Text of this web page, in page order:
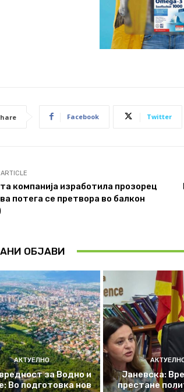
Facebook Twitter
компанија изработила прозорец
потега се претвора во балкон
ОБЈАВИ
АКТУЕЛНО
за Водно и
Во подготовка нов
Јаневска:
престане